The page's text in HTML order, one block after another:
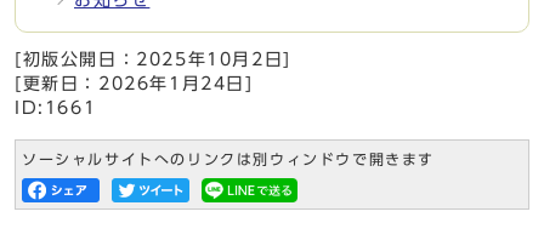
[初版公開日： 2025年10月2日
[更新日： 2026年1月24日
ID:1661
ソーシャルサイトへのリンクは別ウィンドウで開きます